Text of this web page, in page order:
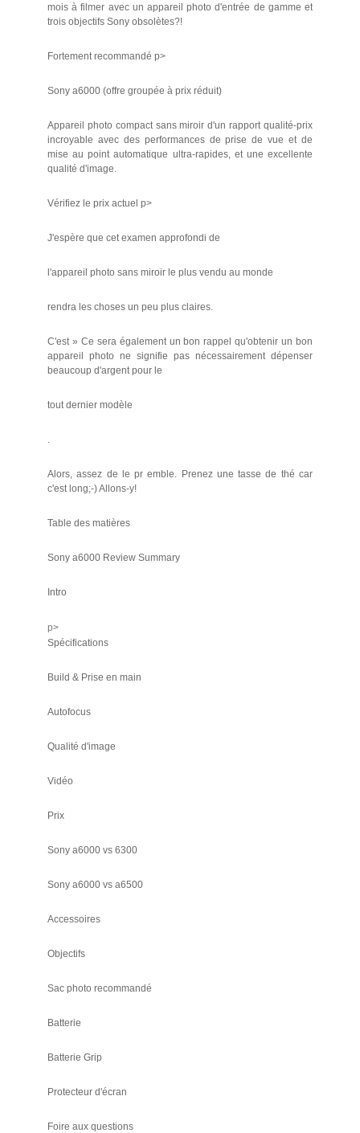
mois à filmer avec un appareil photo d'entrée de gamme et
trois objectifs Sony obsolètes?!
Fortement recommandé p>
Sony a6000 (offre groupée à prix réduit)
Appareil photo compact sans miroir d'un rapport qualité-prix
incroyable avec des performances de prise de vue et de
mise au point automatique ultra-rapides, et une excellente
qualité d'image.
Vérifiez le prix actuel p>
J'espère que cet examen approfondi de
l'appareil photo sans miroir le plus vendu au monde
rendra les choses un peu plus claires.
C'est » Ce sera également un bon rappel qu'obtenir un bon
appareil photo ne signifie pas nécessairement dépenser
beaucoup d'argent pour le
tout dernier modèle
.
Alors, assez de le pr emble. Prenez une tasse de thé car
c'est long;-) Allons-y!
Table des matières
Sony a6000 Review Summary
Intro
p>
Spécifications
Build & Prise en main
Autofocus
Qualité d'image
Vidéo
Prix
Sony a6000 vs 6300
Sony a6000 vs a6500
Accessoires
Objectifs
Sac photo recommandé
Batterie
Batterie Grip
Protecteur d'écran
Foire aux questions